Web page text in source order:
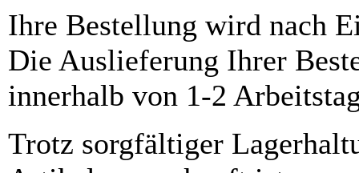
Ihre Bestellung wird nach
Die Auslieferung Ihrer
innerhalb von 1-2
Trotz sorgfältiger